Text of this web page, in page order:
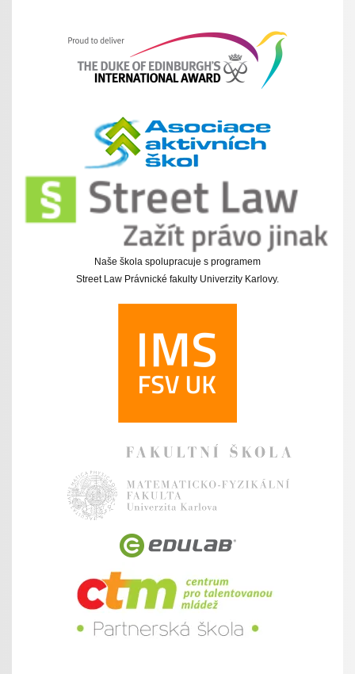
Naše škola spolupracuje s programem
Street Law Právnické fakulty Univerzity Karlovy.